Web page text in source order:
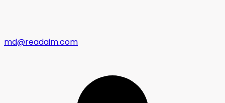
md@readaim.com